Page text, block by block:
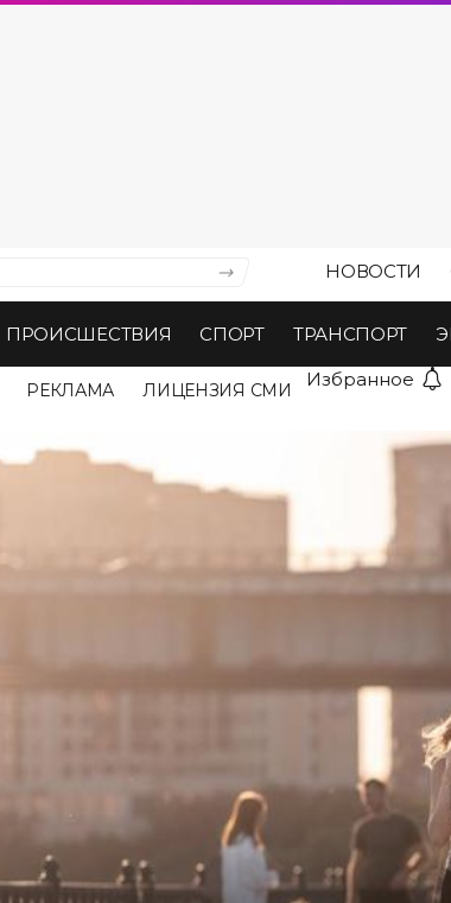
НОВОСТИ
ПРОИСШЕСТВИЯ СПОРТ ТРАНСПОРТ
РЕКЛАМА ЛИЦЕНЗИЯ СМИ Избранное